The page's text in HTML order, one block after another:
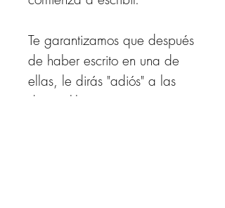
Te garantizamos que después
de haber escrito en una de
ellas, le dirás "adiós" a las
demás libretas.